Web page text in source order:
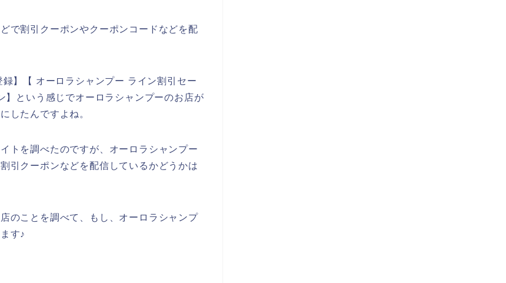
で割引クーポンやクーポンコードなどを配
】【 オーロラシャンプー ライン割引セー
】という感じでオーロラシャンプーのお店が
したんですよね。
トを調べたのですが、オーロラシャンプー
引クーポンなどを配信しているかどうかは
のことを調べて、もし、オーロラシャンプ
す♪